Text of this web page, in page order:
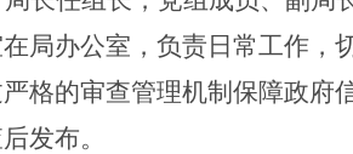
局办公室，负责日常工作，
格的审查管理机制保障政府
发布。